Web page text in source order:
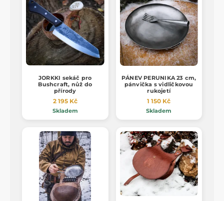
JORKKI sekáč pro
Bushcraft, nůž do
přírody
2 195 Kč
Skladem
PÁNEV PERUNIKA 23 cm,
pánvička s vidličkovou
rukojetí
1 150 Kč
Skladem